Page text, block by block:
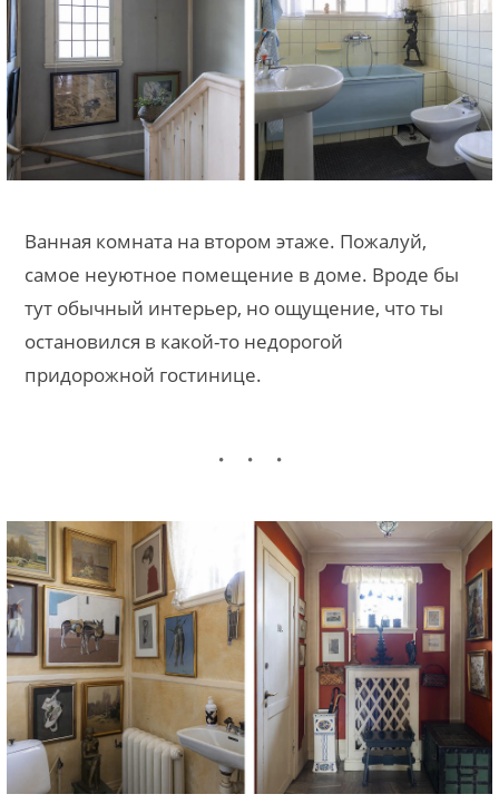
Ванная комната на втором этаже. Пожалуй,
самое неуютное помещение в доме. Вроде бы
тут обычный интерьер, но ощущение, что ты
остановился в какой-то недорогой
придорожной гостинице.